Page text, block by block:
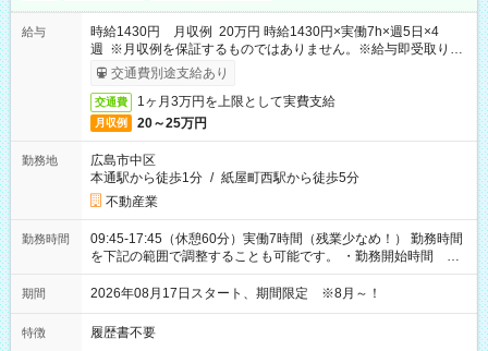
給与
時給1430円 月収例 20万円 時給1430円×実働7h×週5日×4
週 ※月収例を保証するものではありません。※給与即受取りサ
ービス利用可（利用条件有）
交通費別途支給あり
交通費 1ヶ月3万円を上限として実費支給
月収例 20～25万円
勤務地
広島市中区
本通駅から徒歩1分 / 紙屋町西駅から徒歩5分
不動産業
勤務時間
09:45-17:45（休憩60分）実働7時間（残業少なめ！） 勤務時間
を下記の範囲で調整することも可能です。 ・勤務開始時間
09:45～12:30 ・勤務終了時間 15:45～18:30 ・実働 05:00～
07:45
期間 2026年08月17日スタート、期間限定 ※8月～！
特徴 履歴書不要